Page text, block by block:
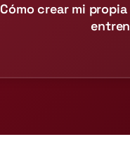
Cómo crear mi